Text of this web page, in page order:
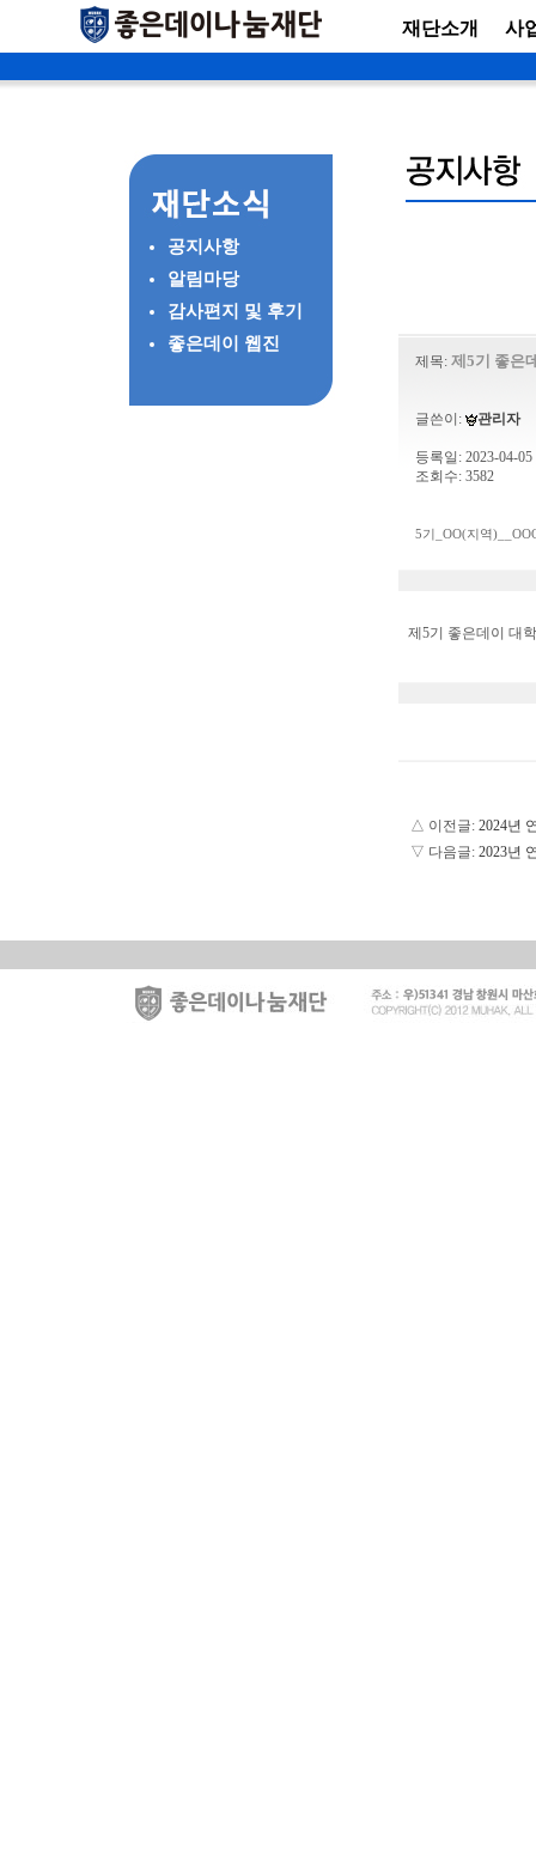
재단소개 사
공지사항
알림마당
감사편지 및 후기
좋은데이 웹진
제목: 제5기 좋은
글쓴이: 관리자
등록일: 2023-04-05
조회수: 3582
5기_OO(지역
제5기 좋은데이 대
△ 이전글: 2024년
▽ 다음글: 2023년